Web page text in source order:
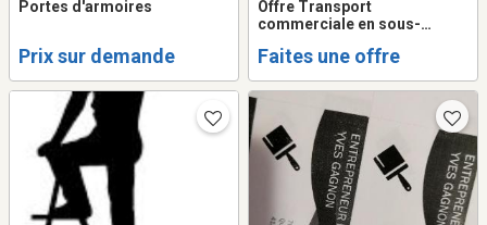
Portes d'armoires
Prix sur demande
Offre Transport
commerciale en sous-
Faites une offre